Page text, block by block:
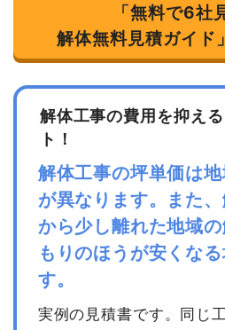
建物の種類/構造 内装
坪数 18坪
品名 数量
内装解体住宅18坪1階建て
18坪
小運搬費
13m³
養生費
諸経費
「無料で6社
解体無料見積ガイド
解体工事の費用を抑え
ト！
解体工事の坪単価は
が異なります。また
から少し離れた地域
もりのほうが安くな
す。
実例の見積書です。同じ